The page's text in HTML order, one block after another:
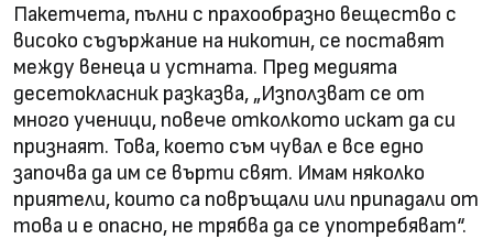
Пакетчета, пълни с прахообразно вещество с
високо съдържание на никотин, се поставят
между венеца и устната. Пред медията
десетокласник разказва, „Използват се от
много ученици, повече отколкото искат да си
признаят. Това, което съм чувал е все едно
започва да им се върти свят. Имам няколко
приятели, които са повръщали или припадали от
това и е опасно, не трябва да се употребяват“.